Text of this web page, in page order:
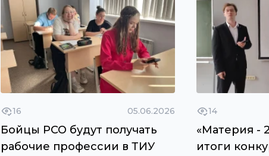
16 05.06.2026
Бойцы РСО будут получать
рабочие профессии в ТИУ
14
«Материя -
итоги